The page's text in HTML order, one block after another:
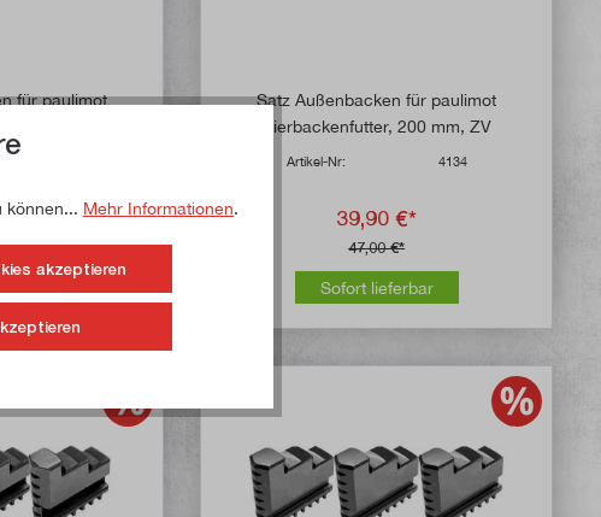
für paulimot
€*
Satz Außenbacken für paulimot
Vierbackenfutter, 200 mm, ZV
Artikel-Nr: 4134
39,90 €*
47,00 €*
Sofort lieferbar
können... Mehr Informationen.
akzeptieren